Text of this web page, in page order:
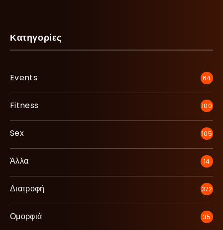
Κατηγορίες
Events 64
Fitness 100
Sex 105
Άλλα 14
Διατροφή 372
Ομορφιά 35